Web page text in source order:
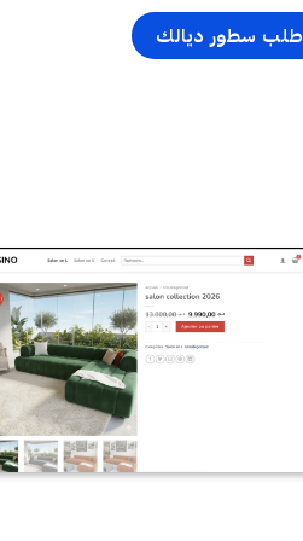
طلب سطور ديالك